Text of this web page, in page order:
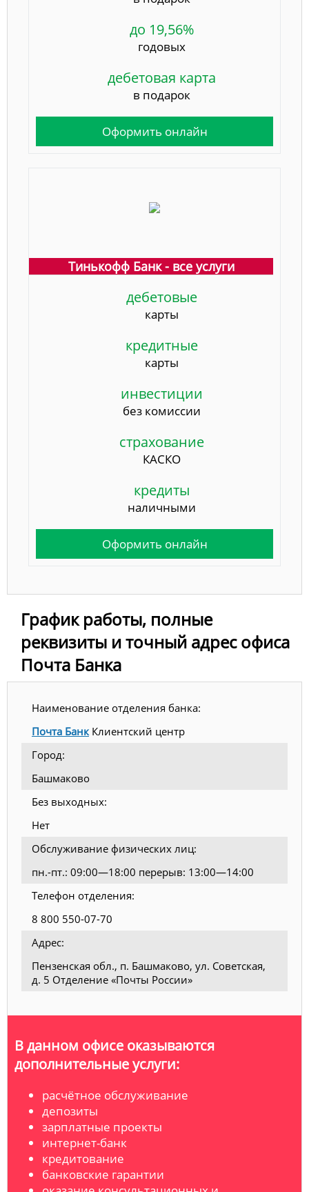
до 19,56%
годовых
дебетовая карта
в подарок
Оформить онлайн
Тинькофф Банк - все услуги
дебетовые
карты
кредитные
карты
инвестиции
без комиссии
страхование
КАСКО
кредиты
наличными
Оформить онлайн
График работы, полные
реквизиты и точный адрес офиса
Почта Банка
Наименование отделения банка:
Почта БанкКлиентский центр
Город:
Башмаково
Без выходных:
Нет
Обслуживание физических лиц:
пн.-пт.: 09:00—18:00 перерыв: 13:00—14:00
Телефон отделения:
8 800 550-07-70
Адрес:
Пензенская обл., п. Башмаково, ул. Советская,
д. 5 Отделение «Почты России»
В данном офисе оказываются
дополнительные услуги:
расчётное обслуживание
депозиты
зарплатные проекты
интернет-банк
кредитование
банковские гарантии